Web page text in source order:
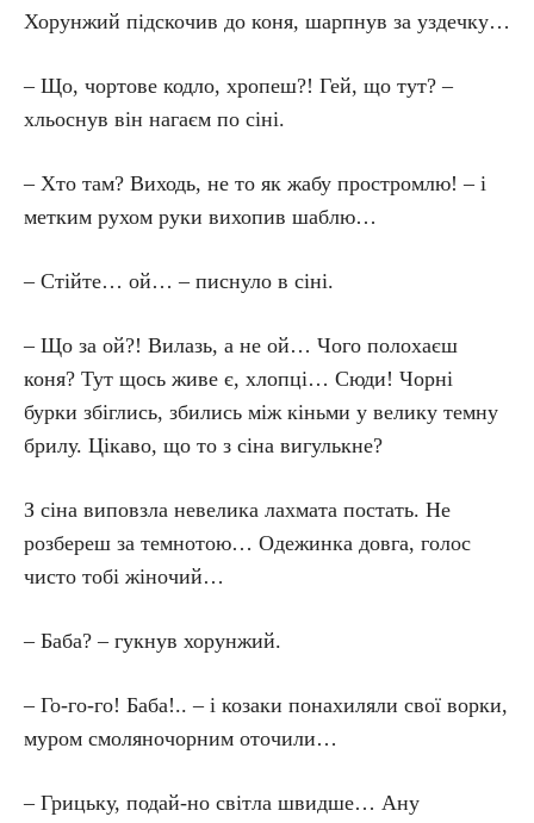
Хорунжий підскочив до коня, шарпнув за уздечку…
– Що, чортове кодло, хропеш?! Гей, що тут? –
хльоснув він нагаєм по сіні.
– Хто там? Виходь, не то як жабу простромлю! – і
метким рухом руки вихопив шаблю…
– Стійте… ой… – писнуло в сіні.
– Що за ой?! Вилазь, а не ой… Чого полохаєш
коня? Тут щось живе є, хлопці… Сюди! Чорні
бурки збіглись, збились між кіньми у велику темну
брилу. Цікаво, що то з сіна вигулькне?
З сіна виповзла невелика лахмата постать. Не
розбереш за темнотою… Одежинка довга, голос
чисто тобі жіночий…
– Баба? – гукнув хорунжий.
– Го-го-го! Баба!.. – і козаки понахиляли свої ворки,
муром смоляночорним оточили…
– Грицьку, подай-но світла швидше… Ану